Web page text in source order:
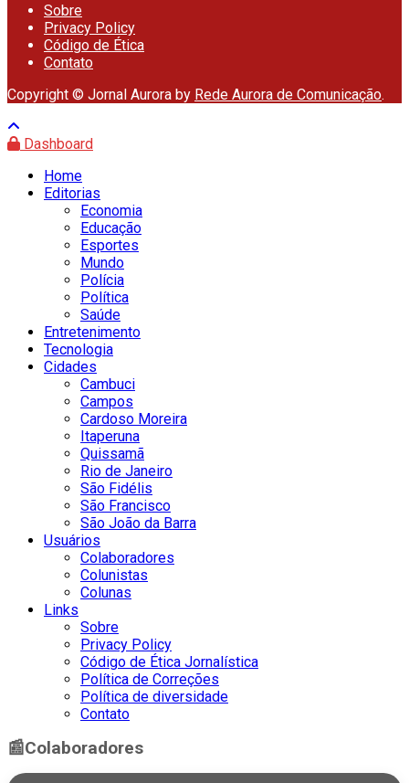
Sobre
Privacy Policy
Código de Ética
Contato
Copyright © Jornal Aurora by Rede Aurora de Comunicação.
Dashboard
Home
Editorias
Economia
Educação
Esportes
Mundo
Polícia
Política
Saúde
Entretenimento
Tecnologia
Cidades
Cambuci
Campos
Cardoso Moreira
Itaperuna
Quissamã
Rio de Janeiro
São Fidélis
São Francisco
São João da Barra
Usuários
Colaboradores
Colunistas
Colunas
Links
Sobre
Privacy Policy
Código de Ética Jornalística
Política de Correções
Política de diversidade
Contato
📰Colaboradores